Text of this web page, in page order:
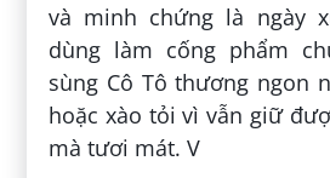
và minh chứng là ngày
dùng làm cống phẩm
sùng Cô Tô thương ngon
hoặc xào tỏi vì vẫn giữ
mà tươi mát. V